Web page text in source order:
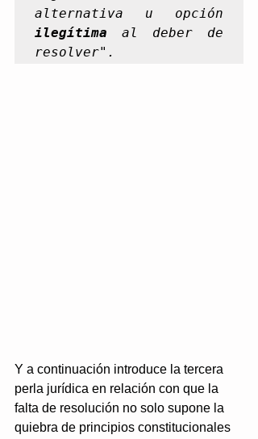
ilegítima al deber de
resolver".
Y a continuación introduce la tercera
perla jurídica en relación con que la
falta de resolución no solo supone la
quiebra de principios constitucionales